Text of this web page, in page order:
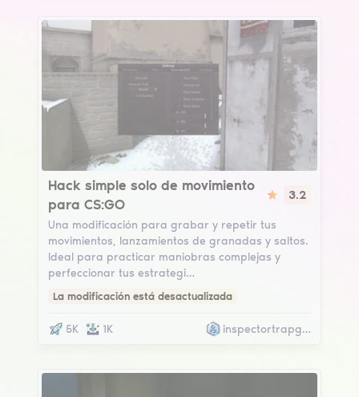
Movement
Hack simple solo de movimiento
para CS:GO
3.2
Una modificación para grabar y repetir tus
movimientos, lanzamientos de granadas y saltos.
Ideal para practicar maniobras complejas y
perfeccionar tus estrategi…
La modificación está desactualizada
5K 1K inspectortrapget